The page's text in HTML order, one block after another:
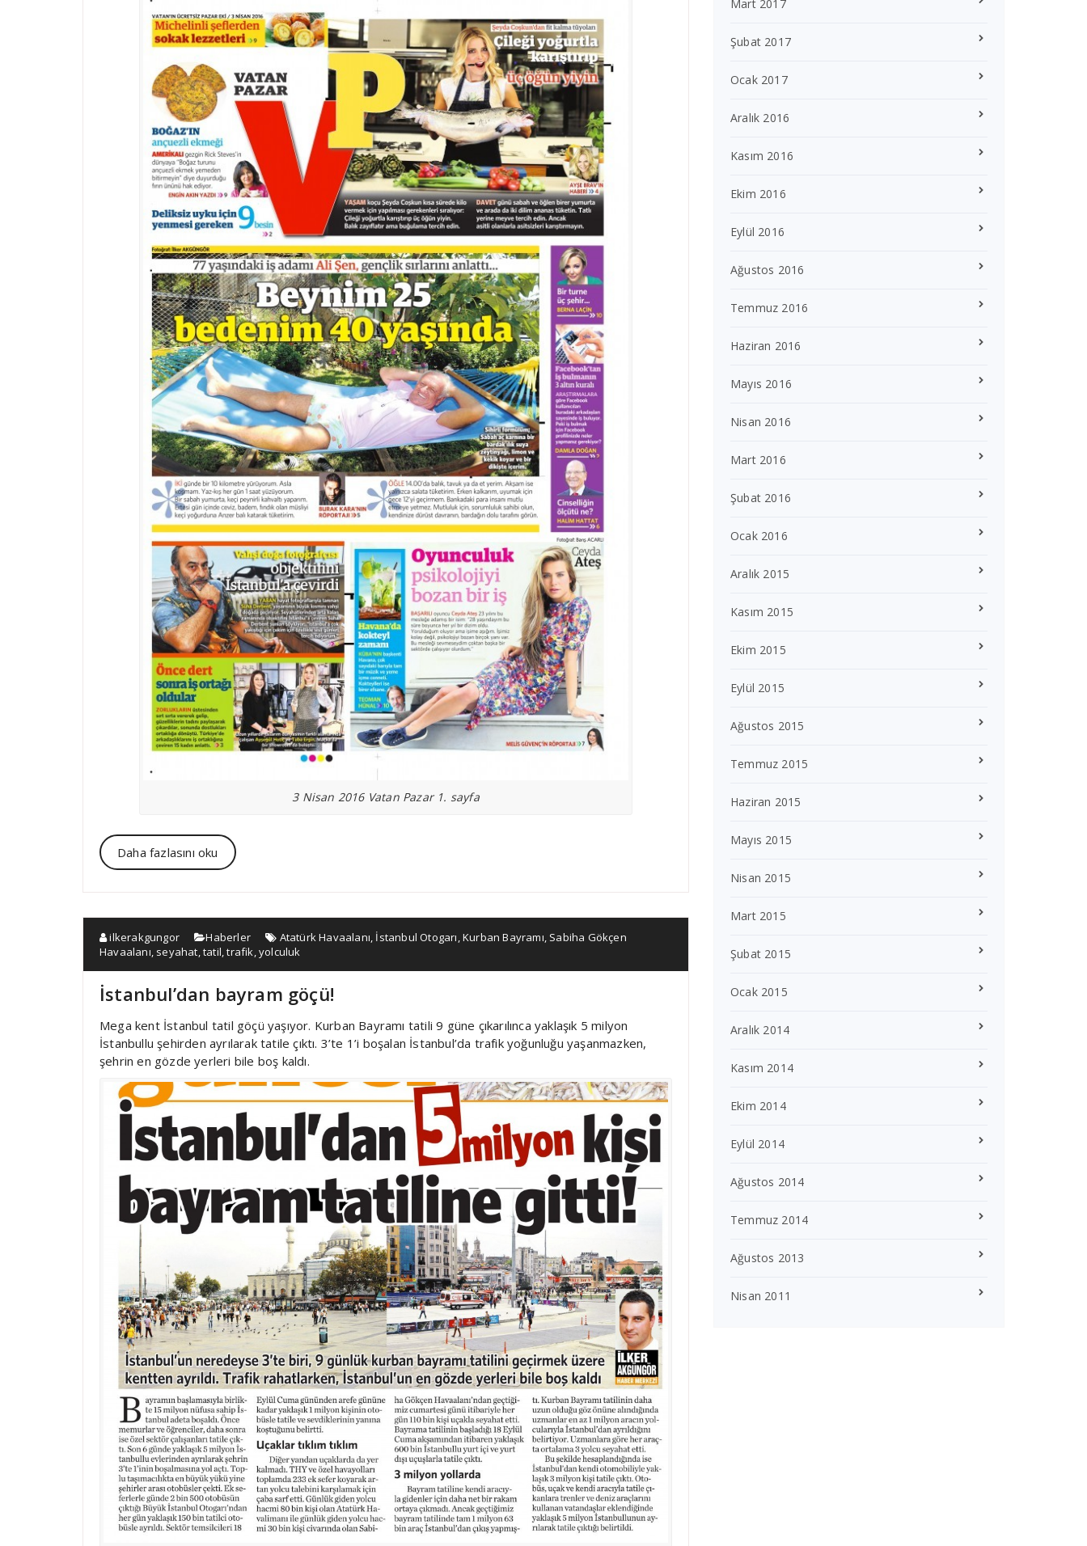
3 Nisan 2016 Vatan Pazar 1. sayfa
Daha fazlasını oku
ilkerakgungor Haberler Atatürk Havaalanı, İstanbul Otogarı,Kurban Bayramı, Sabiha Gökçen
Havaalanı, seyahat,tatil,trafik,yolculuk
İstanbul’dan bayram göçü!
Mega kent İstanbul tatil göçü yaşıyor. Kurban Bayramı tatili 9 güne çıkarılınca yaklaşık 5 milyon
İstanbullu şehirden ayrılarak tatile çıktı. 3’te 1’i boşalan İstanbul’da trafik yoğunluğu yaşanmazken,
şehrin en gözde yerleri bile boş kaldı.
Mart 2017
Şubat 2017
Ocak 2017
Aralık 2016
Kasım 2016
Ekim 2016
Eylül 2016
Ağustos 2016
Temmuz 2016
Haziran 2016
Mayıs 2016
Nisan 2016
Mart 2016
Şubat 2016
Ocak 2016
Aralık 2015
Kasım 2015
Ekim 2015
Eylül 2015
Ağustos 2015
Temmuz 2015
Haziran 2015
Mayıs 2015
Nisan 2015
Mart 2015
Şubat 2015
Ocak 2015
Aralık 2014
Kasım 2014
Ekim 2014
Eylül 2014
Ağustos 2014
Temmuz 2014
Ağustos 2013
Nisan 2011